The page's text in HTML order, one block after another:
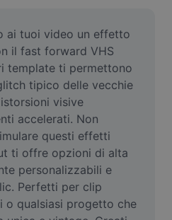
ai tuoi video un effetto
il fast forward VHS
template ti permettono
tipico delle vecchie
visive
accelerati. Non
questi effetti
ti offre opzioni di alta
personalizzabili e
Perfetti per clip
o qualsiasi progetto che